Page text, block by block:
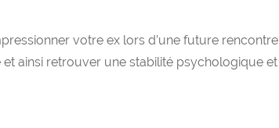
votre ex lors d’une future rencontre
ainsi retrouver une stabilité psychologique et